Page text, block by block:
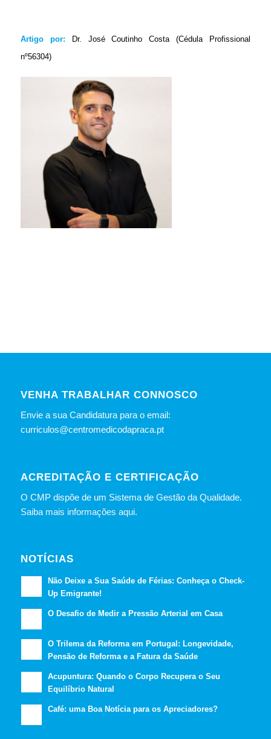
Artigo por: Dr. José Coutinho Costa (Cédula Profissional
nº56304)
VENHA TRABALHAR CONNOSCO
Envie a sua Candidatura para o email:
curriculos@centromedicodapraca.pt
ACREDITAÇÃO E CERTIFICAÇÃO
O CMP dispõe de um Sistema de Gestão da Qualidade.
Saiba mais informações aqui.
NOTÍCIAS
Não Deixe a Sua Saúde de Férias: Conheça o Check-
Up Emigrante!
O Desafio de Medir a Pressão Arterial em Casa
O Trilema da Reforma em Portugal: Longevidade,
Pensão de Reforma e a Fatura da Saúde
Acupuntura: Quando o Corpo Recupera o Seu
Equilíbrio Natural
Café: uma Boa Notícia para os Apreciadores?